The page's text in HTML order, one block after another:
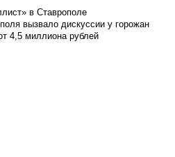
в Ставрополе
вызвало дискуссии у горожан
4,5 миллиона рублей